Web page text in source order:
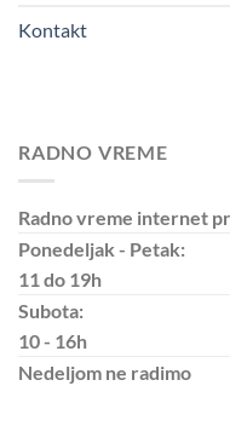
Kontakt
RADNO VREME
Radno vreme internet
Ponedeljak - Petak:
11 do 19h
Subota:
10 - 16h
Nedeljom ne radimo